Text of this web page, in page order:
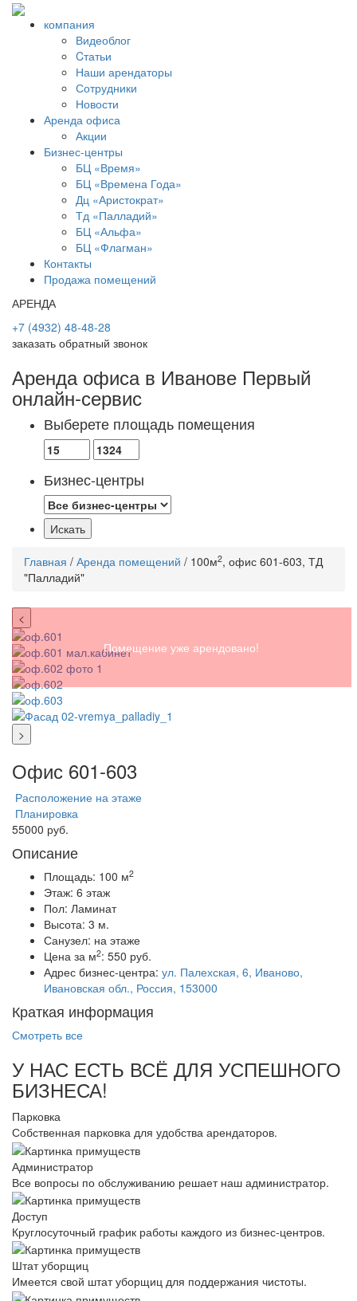
компания
Видеоблог
Cтатьи
Наши арендаторы
Сотрудники
Новости
Аренда офиса
Акции
Бизнес-центры
БЦ «Время»
БЦ «Времена Года»
Дц «Аристократ»
Тд «Палладий»
БЦ «Альфа»
БЦ «Флагман»
Контакты
Продажа помещений
АРЕНДА
+7 (4932) 48-48-28
заказать обратный звонок
Аренда офиса в Иванове Первый
онлайн-сервис
Выберете площадь помещения
Бизнес-центры
Главная / Аренда помещений / 100м2, офис 601-603, ТД
"Палладий"
Помещение уже арендовано!
<
>
Офис 601-603
Расположение на этаже
Планировка
55000 руб.
Описание
Площадь: 100 м2
Этаж: 6 этаж
Пол: Ламинат
Высота: 3 м.
Санузел: на этаже
Цена за м2: 550 руб.
Адрес бизнес-центра: ул. Палехская, 6, Иваново,
Ивановская обл., Россия, 153000
Краткая информация
Смотреть все
У НАС ЕСТЬ ВСЁ ДЛЯ УСПЕШНОГО
БИЗНЕСА!
Парковка
Собственная парковка для удобства арендаторов.
Администратор
Все вопросы по обслуживанию решает наш администратор.
Доступ
Круглосуточный график работы каждого из бизнес-центров.
Штат уборщиц
Имеется свой штат уборщиц для поддержания чистоты.